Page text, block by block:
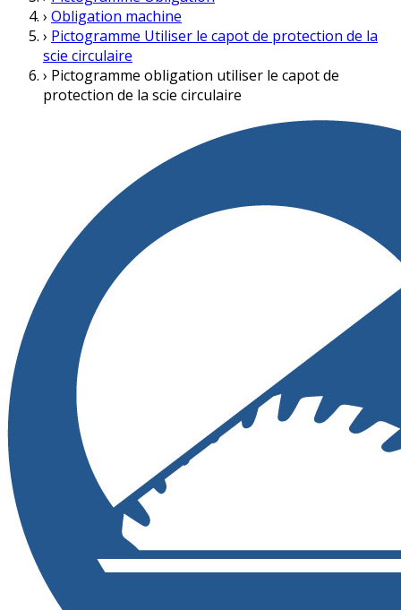
› Obligation machine
› Pictogramme Utiliser le capot de protection de la
scie circulaire
› Pictogramme obligation utiliser le capot de
protection de la scie circulaire